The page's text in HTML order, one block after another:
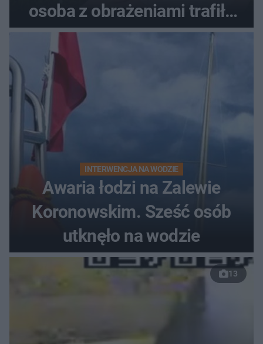
osoba z obrażeniami trafiła
do szpitala
INTERWENCJA NA WODZIE
Awaria łodzi na Zalewie
Koronowskim. Sześć osób
utknęło na wodzie
13